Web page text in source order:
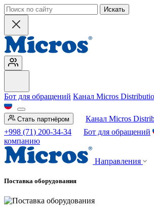
Искать
Бот для обращений Канал Micros
Стать партнёром
Канал Micros
+998 (71) 200-34-34
Бот для обращений
компанию
Направления
Поставка оборудования